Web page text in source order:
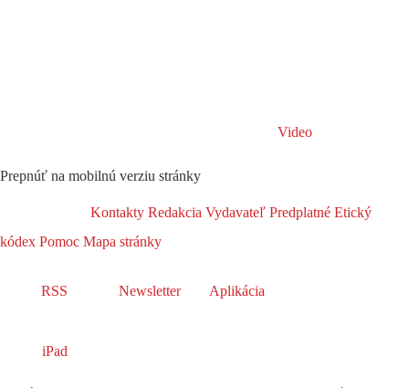
Video
Prepnúť na mobilnú verziu stránky
Kontakty Redakcia Vydavateľ Predplatné Etický
kódex Pomoc Mapa stránky
RSS Newsletter Aplikácia
iPad